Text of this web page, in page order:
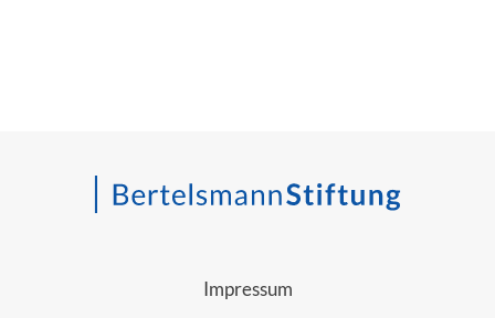
Impressum